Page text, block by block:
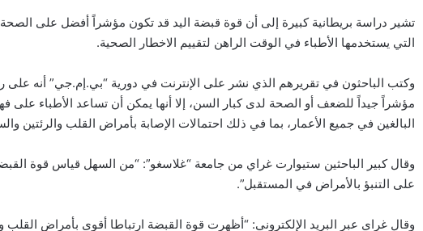
تشير دراسة بريطانية كبيرة إلى أن قوة قبضة اليد قد تكون مؤشراً أفضل على
التي يستخدمها الأطباء في الوقت الراهن لتقييم الاخطار الصحية.
وكتب الباحثون في تقريرهم الذي نشر على الإنترنت في دورية “بي.إم.جي” أنه
مؤشراً جيداً للضعف أو الصحة لدى كبار السن، إلا أنها يمكن أن تساعد الأطباء على
البالغين في جميع الأعمار، بما في ذلك احتمالات الإصابة بأمراض القلب والرئتين
وقال كبير الباحثين ستيوارت غراي من جامعة “غلاسغو”: “من السهل قياس قوة
على التنبؤ بالأمراض في المستقبل”.
وقال غراي عبر البريد الإلكتروني: “أظهرت قوة القبضة ارتباطا أقوى بأمراض